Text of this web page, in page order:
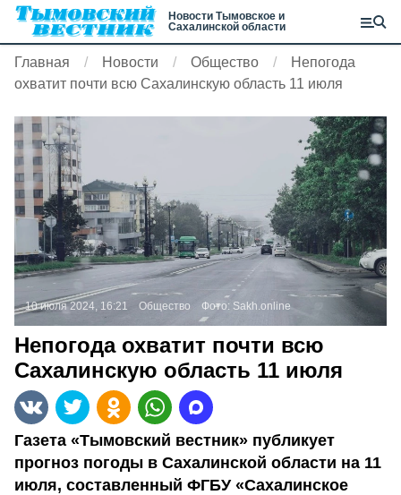
Новости Тымовское и
Сахалинской области
Главная Новости Общество
Непогода
охватит почти всю Сахалинскую область 11 июля
10 июля 2024, 16:21 Общество Фото: Sakh.online
Непогода охватит почти всю
Сахалинскую область 11 июля
Газета «Тымовский вестник» публикует
прогноз погоды в Сахалинской области на 11
июля, составленный ФГБУ «Сахалинское